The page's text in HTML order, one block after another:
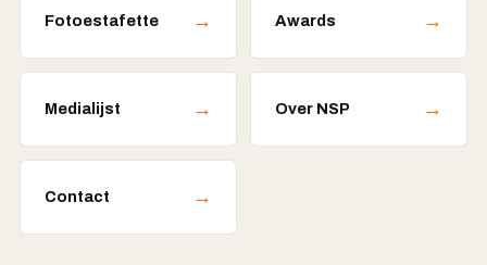
Fotoestafette → Awards →
Medialijst → Over NSP →
Contact →